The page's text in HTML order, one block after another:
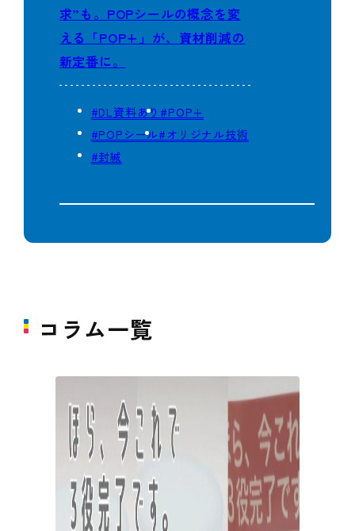
求”も。POPシールの概念を変
える「POP+」が、資材削減の
新定番に。
#DL資料あり #POP+
#POPシール#オリジナル技術
#封緘
コラム一覧